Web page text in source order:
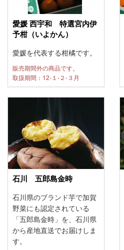
愛媛 西宇和 特選宮内伊
予柑（いよかん）
愛媛を代表する柑橘です。
販売期間外の商品です。
取扱期間：12-１-２-３月
石川 五郎島金時
石川県のブランド芋で加賀
野菜にも認定されている
「五郎島金時」を、石川県
から産地直送でお届けしま
す。